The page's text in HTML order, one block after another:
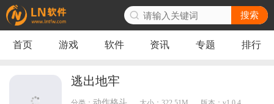
搜索
首页 游戏 软件 资讯 专题 排行
逃出地牢